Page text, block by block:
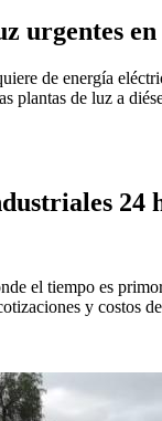
urgentes
de energía
plantas de luz a
24
el tiempo es
y costos